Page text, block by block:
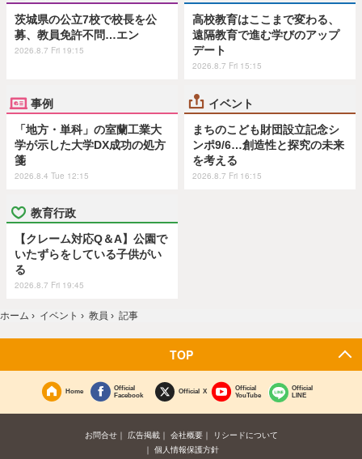
茨城県の公立7校で校長を公
募、教員免許不問…エン
2026.8.7 Fri 19:15
高校教育はここまで変わる、
遠隔教育で進む学びのアップ
デート
2026.8.7 Fri 15:15
事例
「地方・単科」の室蘭工業大
学が示した大学DX成功の処方
箋
2026.8.4 Tue 12:15
イベント
まちのこども財団設立記念シ
ンポ9/6…創造性と探究の未来
を考える
2026.8.7 Fri 16:15
教育行政
【クレーム対応Q＆A】公園で
いたずらをしている子供がい
る
2026.8.7 Fri 19:45
ホーム › イベント › 教員 › 記事
TOP
Home
Official
Facebook
Official X
Official
YouTube
Official
LINE
お問合せ 広告掲載 会社概要
リシードについて
個人情報保護方針